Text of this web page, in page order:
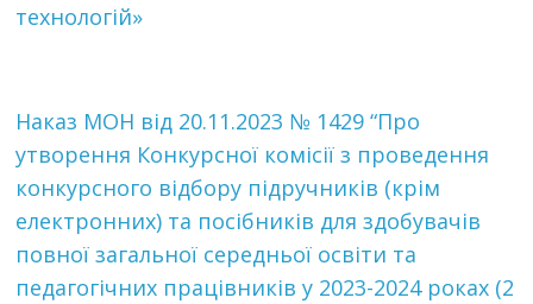
технологій»
Наказ МОН від 20.11.2023 № 1429 “Про
утворення Конкурсної комісії з проведення
конкурсного відбору підручників (крім
електронних) та посібників для здобувачів
повної загальної середньої освіти та
педагогічних працівників у 2023-2024 роках (2